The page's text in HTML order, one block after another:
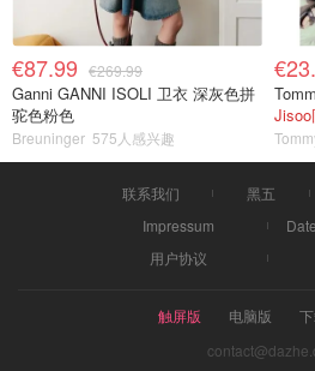
€87.99 €269.99
Ganni GANNI ISOLI 卫衣 深灰色拼
驼色粉色
Breuninger 575人感兴趣
Jisoo
联系我们 黑五
Impressum
用户协议
触屏版 电脑版